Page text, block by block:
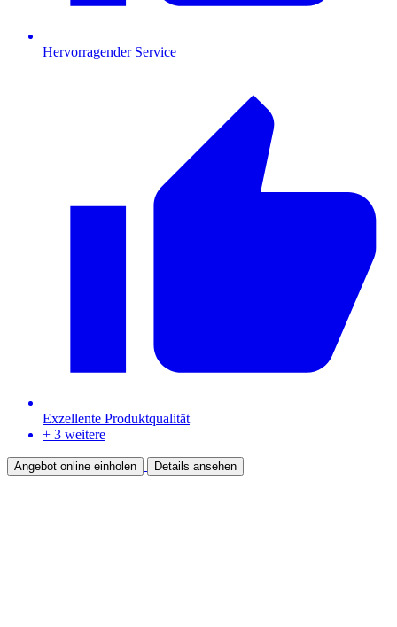
Hervorragender Service
Exzellente Produktqualität
+ 3 weitere
Angebot online einholen Details ansehen